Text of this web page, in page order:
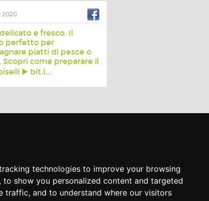
technologies to improve your browsing
to show you personalized content and targeted
traffic, and to understand where our visitors
2020
e fresco. Il
perfetto per
piatti di pesce o
Scopri come preparare il
▶️ bit.l...